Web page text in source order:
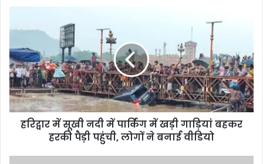
e
हरिद्वार में सूखी नदी में पार्किंग में खड़ी गाड़ियां बहकर
हरकी पैड़ी पहुंची, लोगों ने बनाई वीडियो